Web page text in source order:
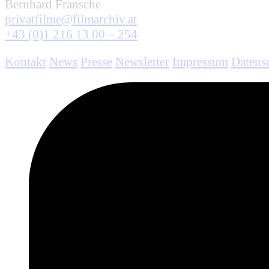
Bernhard Fransche
privatfilme@filmarchiv.at
+43 (0)1 216 13 00 – 254
Kontakt News Presse Newsletter Impressum